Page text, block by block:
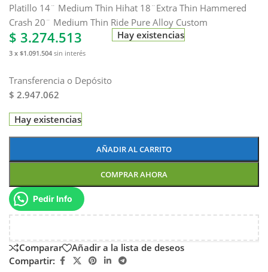
Platillo 14¨ Medium Thin Hihat 18¨Extra Thin Hammered
Crash 20¨ Medium Thin Ride Pure Alloy Custom
$ 3.274.513
3 x $1.091.504 sin interés
Transferencia o Depósito
$ 2.947.062
Hay existencias
Hay existencias
AÑADIR AL CARRITO
COMPRAR AHORA
Pedir Info
Comparar
Añadir a la lista de deseos
Compartir: